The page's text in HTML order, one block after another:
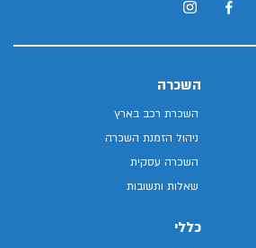
השכרה
השכרת רכב בארץ
ניהול הזמנת השכרה
השכרה עסקית
שאלות ותשובות
כללי